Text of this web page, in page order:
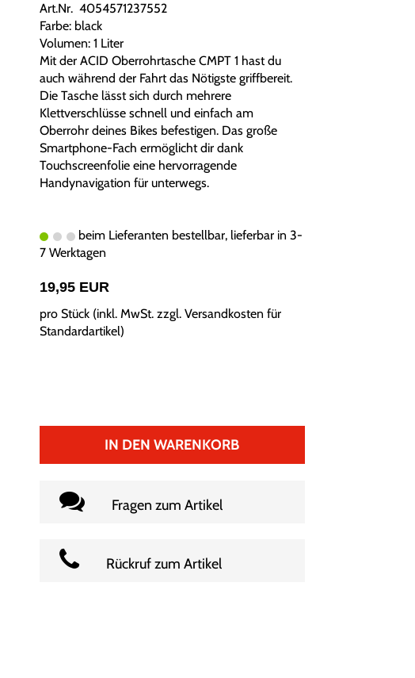
Art.Nr. 4054571237552
Farbe: black
Volumen: 1 Liter
Mit der ACID Oberrohrtasche CMPT 1 hast du
auch während der Fahrt das Nötigste griffbereit.
Die Tasche lässt sich durch mehrere
Klettverschlüsse schnell und einfach am
Oberrohr deines Bikes befestigen. Das große
Smartphone-Fach ermöglicht dir dank
Touchscreenfolie eine hervorragende
Handynavigation für unterwegs.
beim Lieferanten bestellbar, lieferbar in 3-
7 Werktagen
19,95 EUR
pro Stück (inkl. MwSt. zzgl. Versandkosten für
Standardartikel)
IN DEN WARENKORB
Fragen zum Artikel
Rückruf zum Artikel